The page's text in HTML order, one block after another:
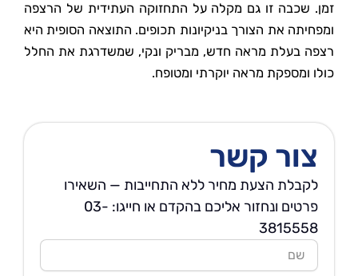
זמן. שכבה זו גם מקלה על התחזוקה העתידית של הרצפה
ומפחיתה את הצורך בניקיונות תכופים. התוצאה הסופית היא
רצפה בעלת מראה חדש, מבריק ונקי, שמשדרגת את החלל
כולו ומספקת מראה יוקרתי ומטופח.
צור קשר
לקבלת הצעת מחיר ללא התחייבות — השאירו
פרטים ונחזור אליכם בהקדם או חייגו: 03-
3815558
שם